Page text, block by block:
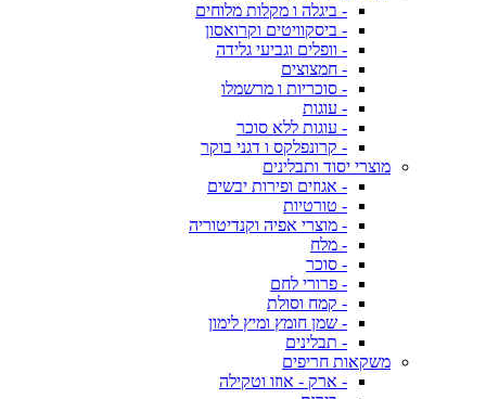
- ביגלה ו מקלות מלוחים
- ביסקוויטים וקרואסון
- וופלים וגביעי גלידה
- חמצוצים
- סוכריות ו מרשמלו
- עוגות
- עוגות ללא סוכר
- קרונפלקס ו דגני בוקר
מוצרי יסוד ותבלינים
- אגוזים ופירות יבשים
- טורטיות
- מוצרי אפיה וקנדיטוריה
- מלח
- סוכר
- פרורי לחם
- קמח וסולת
- שמן חומץ ומיץ לימון
- תבלינים
משקאות חריפים
- ארק - אוזו וטקילה